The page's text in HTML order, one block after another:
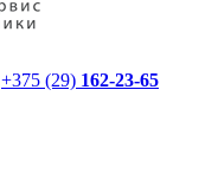
+375 (29) 162-23-65